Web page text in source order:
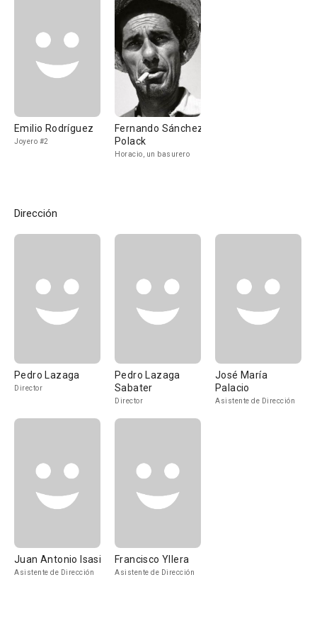
Emilio Rodríguez
Joyero #2
Fernando Sánchez
Polack
Horacio, un basurero
Dirección
Pedro Lazaga
Director
Pedro Lazaga
Sabater
Director
José María
Palacio
Asistente de Dirección
Juan Antonio Isasi
Asistente de Dirección
Francisco Yllera
Asistente de Dirección